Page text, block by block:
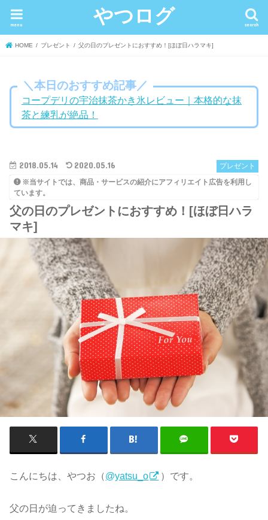
やつログ search
menu
HOME プレゼント 父の日のプレゼントにおすすめ！[ほぼ日ハラマキ]
＼本日のおすすめ記事／
コープデリの宇治抹茶かき氷レビュー｜本格的な抹
茶と練乳が絶品！
プレゼント
2018.05.14 2020.05.16
※当サイトでは、商品・サービスの紹介にアフィリエイト広告を利用し
ています。
父の日のプレゼントにおすすめ！[ほぼ日ハラ
マキ]
こんにちは、やつお（@yatsu_o ）です。
父の日が迫ってきましたね。